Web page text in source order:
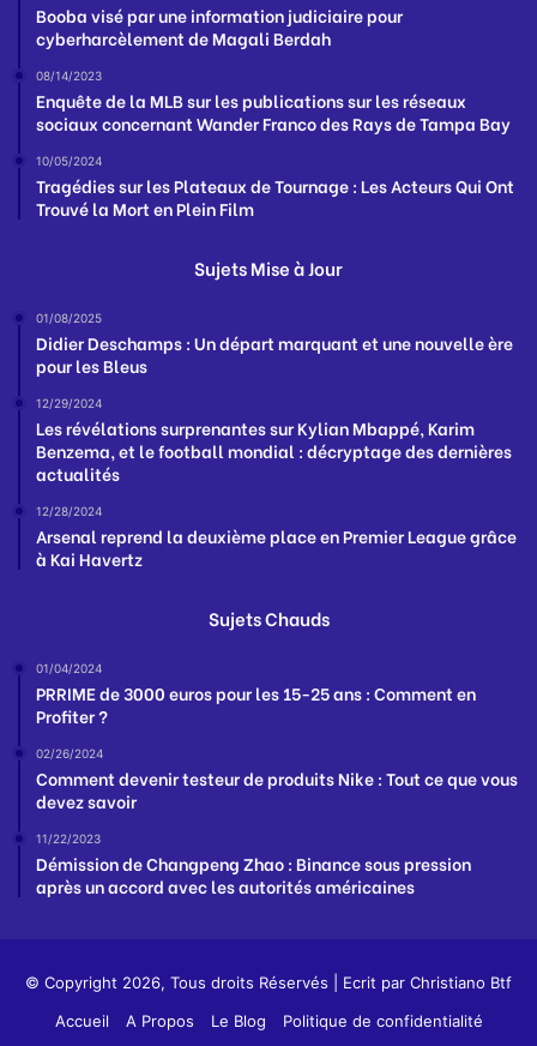
Booba visé par une information judiciaire pour
cyberharcèlement de Magali Berdah
08/14/2023
Enquête de la MLB sur les publications sur les réseaux
sociaux concernant Wander Franco des Rays de Tampa Bay
10/05/2024
Tragédies sur les Plateaux de Tournage : Les Acteurs Qui Ont
Trouvé la Mort en Plein Film
Sujets Mise à Jour
01/08/2025
Didier Deschamps : Un départ marquant et une nouvelle ère
pour les Bleus
12/29/2024
Les révélations surprenantes sur Kylian Mbappé, Karim
Benzema, et le football mondial : décryptage des dernières
actualités
12/28/2024
Arsenal reprend la deuxième place en Premier League grâce
à Kai Havertz
Sujets Chauds
01/04/2024
PRRIME de 3000 euros pour les 15-25 ans : Comment en
Profiter ?
02/26/2024
Comment devenir testeur de produits Nike : Tout ce que vous
devez savoir
11/22/2023
Démission de Changpeng Zhao : Binance sous pression
après un accord avec les autorités américaines
© Copyright 2026, Tous droits Réservés | Ecrit par Christiano Btf
Accueil
A Propos Le Blog Politique de confidentialité